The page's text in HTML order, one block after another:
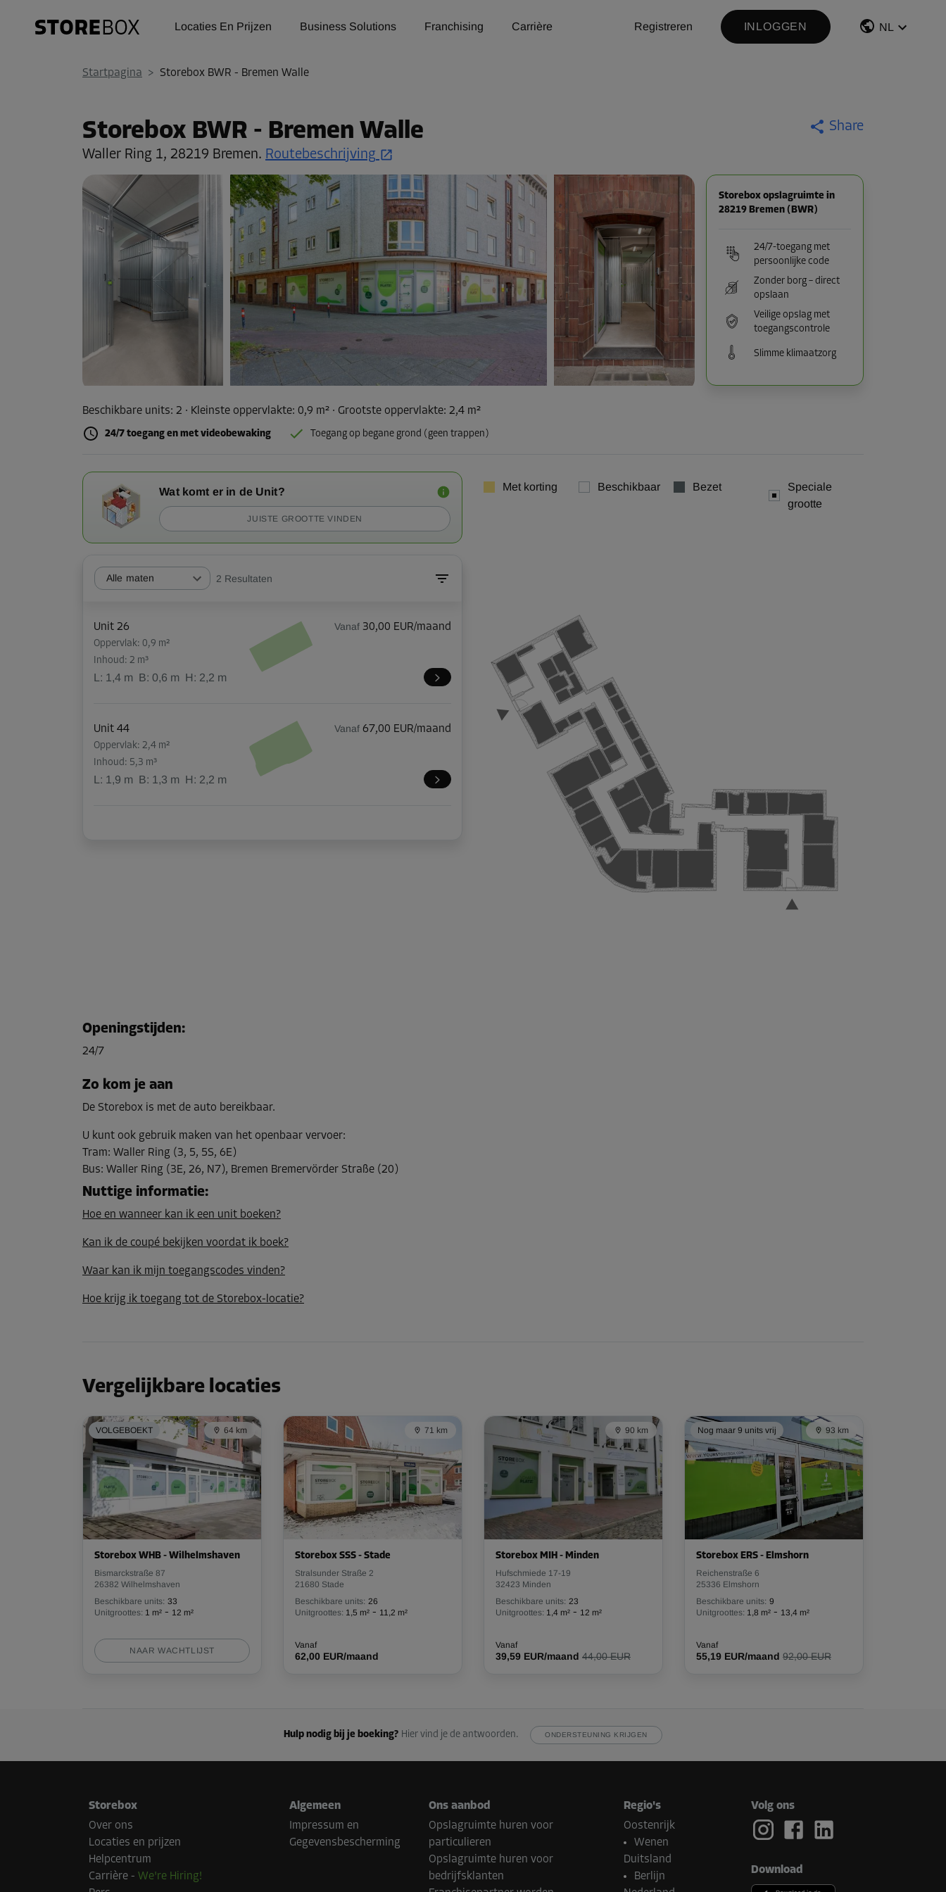
Locaties En Prijzen Business Solutions Franchising Carrière Registreren INLOGGEN NL
Startpagina > Storebox BWR - Bremen Walle
Storebox BWR - Bremen Walle
Waller Ring 1, 28219 Bremen. Routebeschrijving
Share
Storebox opslagruimte in
28219 Bremen (BWR)
24/7-toegang met
persoonlijke code
Zonder borg – direct
opslaan
Veilige opslag met
toegangscontrole
Slimme klimaatzorg
Beschikbare units: 2 · Kleinste oppervlakte: 0,9 m² · Grootste oppervlakte: 2,4 m²
24/7 toegang en met videobewaking Toegang op begane grond (geen trappen)
Wat komt er in de Unit?
JUISTE GROOTTE VINDEN
Alle maten 2 Resultaten
Unit 26
Oppervlak: 0,9 m²
Inhoud: 2 m³
L: 1,4 m B: 0,6 m H: 2,2 m
Vanaf 30,00 EUR/maand
Unit 44
Oppervlak: 2,4 m²
Inhoud: 5,3 m³
L: 1,9 m B: 1,3 m H: 2,2 m
Vanaf 67,00 EUR/maand
Met korting Beschikbaar Bezet
Speciale
grootte
Openingstijden:
24/7
Zo kom je aan
De Storebox is met de auto bereikbaar.
U kunt ook gebruik maken van het openbaar vervoer:
Tram: Waller Ring (3, 5, 5S, 6E)
Bus: Waller Ring (3E, 26, N7), Bremen Bremervörder Straße (20)
Nuttige informatie:
Hoe en wanneer kan ik een unit boeken?
Kan ik de coupé bekijken voordat ik boek?
Waar kan ik mijn toegangscodes vinden?
Hoe krijg ik toegang tot de Storebox-locatie?
Vergelijkbare locaties
VOLGEBOEKT 64 km
Storebox WHB - Wilhelmshaven
Bismarckstraße 87
26382 Wilhelmshaven
Beschikbare units: 33
Unitgroottes: 1 m² - 12 m²
NAAR WACHTLIJST
71 km
Storebox SSS - Stade
Stralsunder Straße 2
21680 Stade
Beschikbare units: 26
Unitgroottes: 1,5 m² - 11,2 m²
Vanaf
62,00 EUR/maand
90 km
Storebox MIH - Minden
Hufschmiede 17-19
32423 Minden
Beschikbare units: 23
Unitgroottes: 1,4 m² - 12 m²
Vanaf
39,59 EUR/maand 44,00 EUR
Nog maar 9 units vrij 93 km
Storebox ERS - Elmshorn
Reichenstraße 6
25336 Elmshorn
Beschikbare units: 9
Unitgroottes: 1,8 m² - 13,4 m²
Vanaf
55,19 EUR/maand 92,00 EUR
Hulp nodig bij je boeking? Hier vind je de antwoorden. ONDERSTEUNING KRIJGEN
Storebox
Over ons
Locaties en prijzen
Helpcentrum
Carrière - We're Hiring!
Algemeen
Impressum en
Gegevensbescherming
Ons aanbod
Opslagruimte huren voor
particulieren
Opslagruimte huren voor
bedrijfsklanten
Regio's
Oostenrijk
Wenen
Duitsland
Berlijn
Volg ons
Download